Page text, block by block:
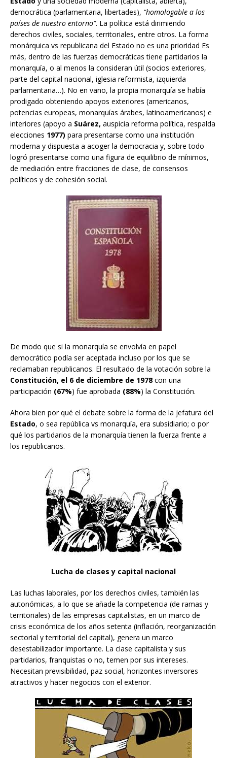
democrática (parlamentaria, libertades), “homologable a los
países de nuestro entorno”. La política está dirimiendo
derechos civiles, sociales, territoriales, entre otros. La forma
monárquica vs republicana del Estado no es una prioridad Es
más, dentro de las fuerzas democráticas tiene partidarios la
monarquía, o al menos la consideran útil (socios exteriores,
parte del capital nacional, iglesia reformista, izquierda
parlamentaria…). No en vano, la propia monarquía se había
prodigado obteniendo apoyos exteriores (americanos,
potencias europeas, monarquías árabes, latinoamericanos) e
interiores (apoyo a Suárez, auspicia reforma política, respalda
elecciones 1977) para presentarse como una institución
moderna y dispuesta a acoger la democracia y, sobre todo
logró presentarse como una figura de equilibrio de mínimos,
de mediación entre fracciones de clase, de consensos
políticos y de cohesión social.
De modo que si la monarquía se envolvía en papel
democrático podía ser aceptada incluso por los que se
reclamaban republicanos. El resultado de la votación sobre la
Constitución, el 6 de diciembre de 1978 con una
participación (67%) fue aprobada (88%) la Constitución.
Ahora bien por qué el debate sobre la forma de la jefatura del
Estado, o sea república vs monarquía, era subsidiario; o por
qué los partidarios de la monarquía tienen la fuerza frente a
los republicanos.
Lucha de clases y capital nacional
Las luchas laborales, por los derechos civiles, también las
autonómicas, a lo que se añade la competencia (de ramas y
territoriales) de las empresas capitalistas, en un marco de
crisis económica de los años setenta (inflación, reorganización
sectorial y territorial del capital), genera un marco
desestabilizador importante. La clase capitalista y sus
partidarios, franquistas o no, temen por sus intereses.
Necesitan previsibilidad, paz social, horizontes inversores
atractivos y hacer negocios con el exterior.